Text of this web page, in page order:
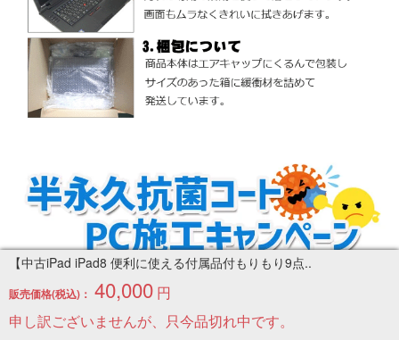
【中古iPad iPad8 便利に使える付属品付もりもり9点..
販売価格(税込)： 40,000 円
申し訳ございませんが、只今品切れ中です。